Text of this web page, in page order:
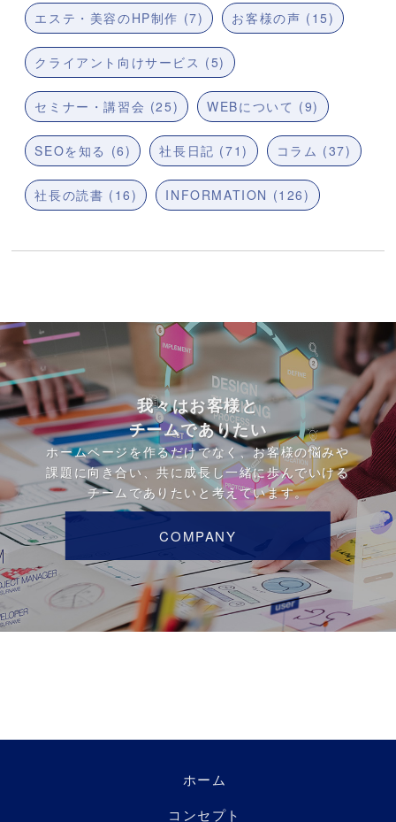
エステ・美容のHP制作 (7) お客様の声 (15)
クライアント向けサービス (5)
セミナー・講習会 (25) WEBについて (9)
SEOを知る (6) 社長日記 (71) コラム (37)
社長の読書 (16) INFORMATION (126)
我々はお客様と
チームでありたい
ホームページを作るだけでなく、お客様の悩みや
課題に向き合い、共に成長し一緒に歩んでいける
チームでありたいと考えています。
COMPANY
ホーム
コンセプト